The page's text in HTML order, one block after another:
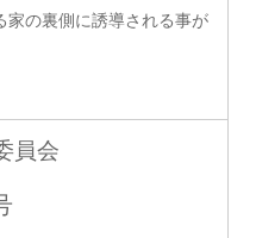
家の裏側に誘導される事が
員会